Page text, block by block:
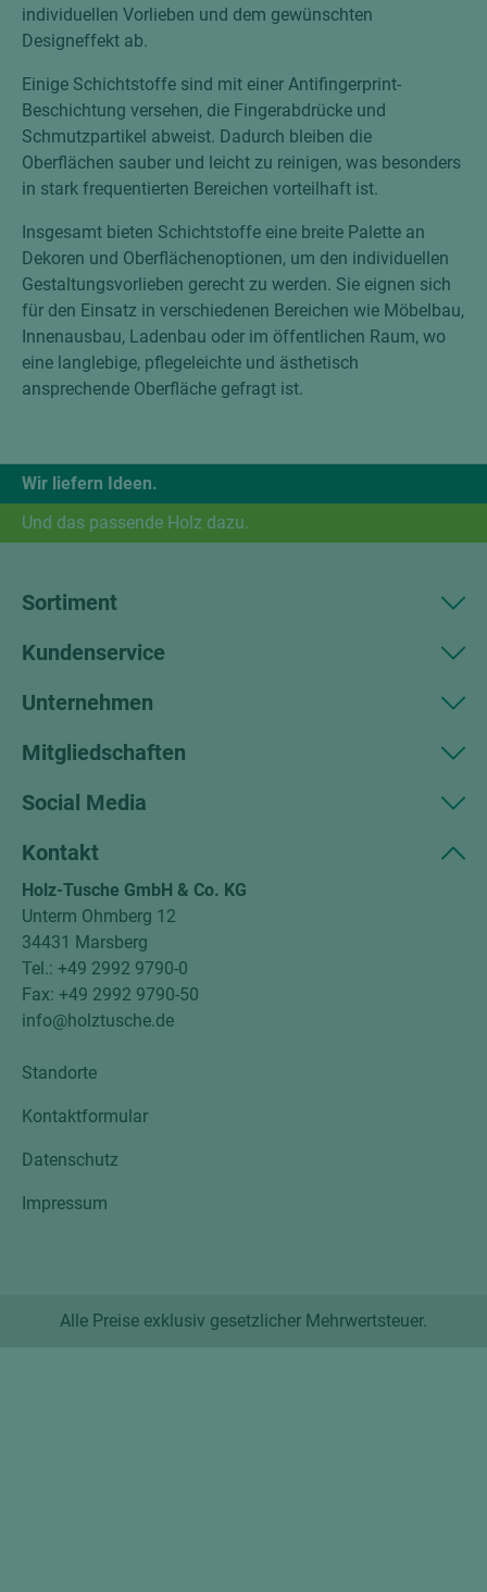
individuellen Vorlieben und dem gewünschten
Designeffekt ab.
Einige Schichtstoffe sind mit einer Antifingerprint-
Beschichtung versehen, die Fingerabdrücke und
Schmutzpartikel abweist. Dadurch bleiben die
Oberflächen sauber und leicht zu reinigen, was besonders
in stark frequentierten Bereichen vorteilhaft ist.
Insgesamt bieten Schichtstoffe eine breite Palette an
Dekoren und Oberflächenoptionen, um den individuellen
Gestaltungsvorlieben gerecht zu werden. Sie eignen sich
für den Einsatz in verschiedenen Bereichen wie Möbelbau,
Innenausbau, Ladenbau oder im öffentlichen Raum, wo
eine langlebige, pflegeleichte und ästhetisch
ansprechende Oberfläche gefragt ist.
Wir liefern Ideen.
Und das passende Holz dazu.
Sortiment
Kundenservice
Unternehmen
Mitgliedschaften
Social Media
Kontakt
Holz-Tusche GmbH & Co. KG
Unterm Ohmberg 12
34431 Marsberg
Tel.: +49 2992 9790-0
Fax: +49 2992 9790-50
info@holztusche.de
Standorte
Kontaktformular
Datenschutz
Impressum
Alle Preise exklusiv gesetzlicher Mehrwertsteuer.